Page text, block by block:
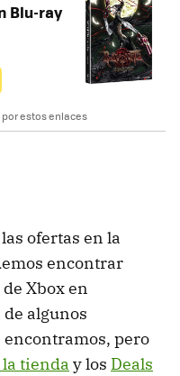
Blu-ray
por estos enlaces
ofertas en la
encontrar
Xbox en
algunos
pero
tienda y los Deals